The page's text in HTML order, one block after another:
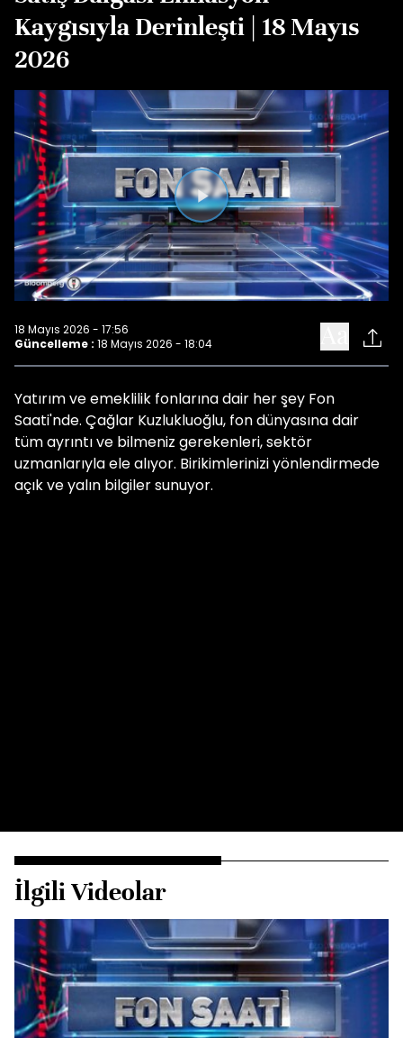
Kaygısıyla Derinleşti | 18 Mayıs
2026
Videoyu
Oynat
18 Mayıs 2026 - 17:56
Güncelleme : 18 Mayıs 2026 - 18:04
Yatırım ve emeklilik fonlarına dair her şey Fon
Saati'nde. Çağlar Kuzlukluoğlu, fon dünyasına dair
tüm ayrıntı ve bilmeniz gerekenleri, sektör
uzmanlarıyla ele alıyor. Birikimlerinizi yönlendirmede
açık ve yalın bilgiler sunuyor.
İlgili Videolar